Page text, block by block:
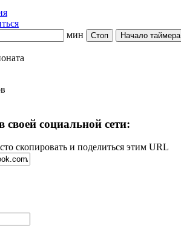
мин Стоп Начало таймера
своей социальной сети:
скопировать и поделиться этим URL